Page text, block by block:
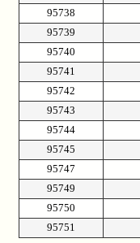
95738
95739
95740
95741
95742
95743
95744
95745
95747
95749
95750
95751